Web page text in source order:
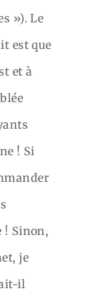
»). Le
est que
et à
! Si
! Sinon,
je
il